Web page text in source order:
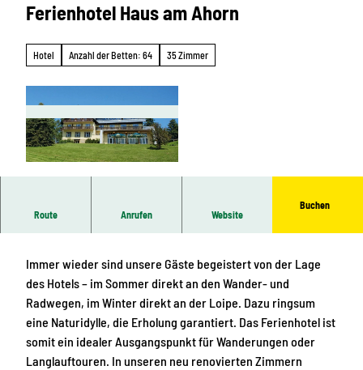
Ferienhotel Haus am Ahorn
Hotel Anzahl der Betten: 64 35 Zimmer
Route Anrufen Website
Buchen
Immer wieder sind unsere Gäste begeistert von der Lage
des Hotels – im Sommer direkt an den Wander- und
Radwegen, im Winter direkt an der Loipe. Dazu ringsum
eine Naturidylle, die Erholung garantiert. Das Ferienhotel ist
somit ein idealer Ausgangspunkt für Wanderungen oder
Langlauftouren. In unseren neu renovierten Zimmern